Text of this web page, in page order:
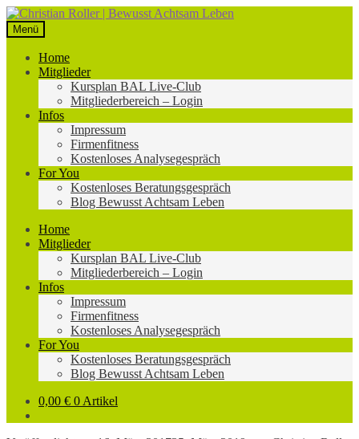
Zur
Navigation
springen
Zum
Inhalt
springen
Menü
Home
Mitglieder
Kursplan BAL Live-Club
Mitgliederbereich – Login
Infos
Impressum
Firmenfitness
Kostenloses Analysegespräch
For You
Kostenloses Beratungsgespräch
Blog Bewusst Achtsam Leben
Home
Mitglieder
Kursplan BAL Live-Club
Mitgliederbereich – Login
Infos
Impressum
Firmenfitness
Kostenloses Analysegespräch
For You
Kostenloses Beratungsgespräch
Blog Bewusst Achtsam Leben
0,00 € 0 Artikel